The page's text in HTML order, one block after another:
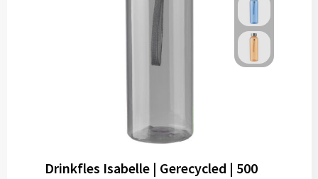
Drinkfles Isabelle | Gerecycled | 500